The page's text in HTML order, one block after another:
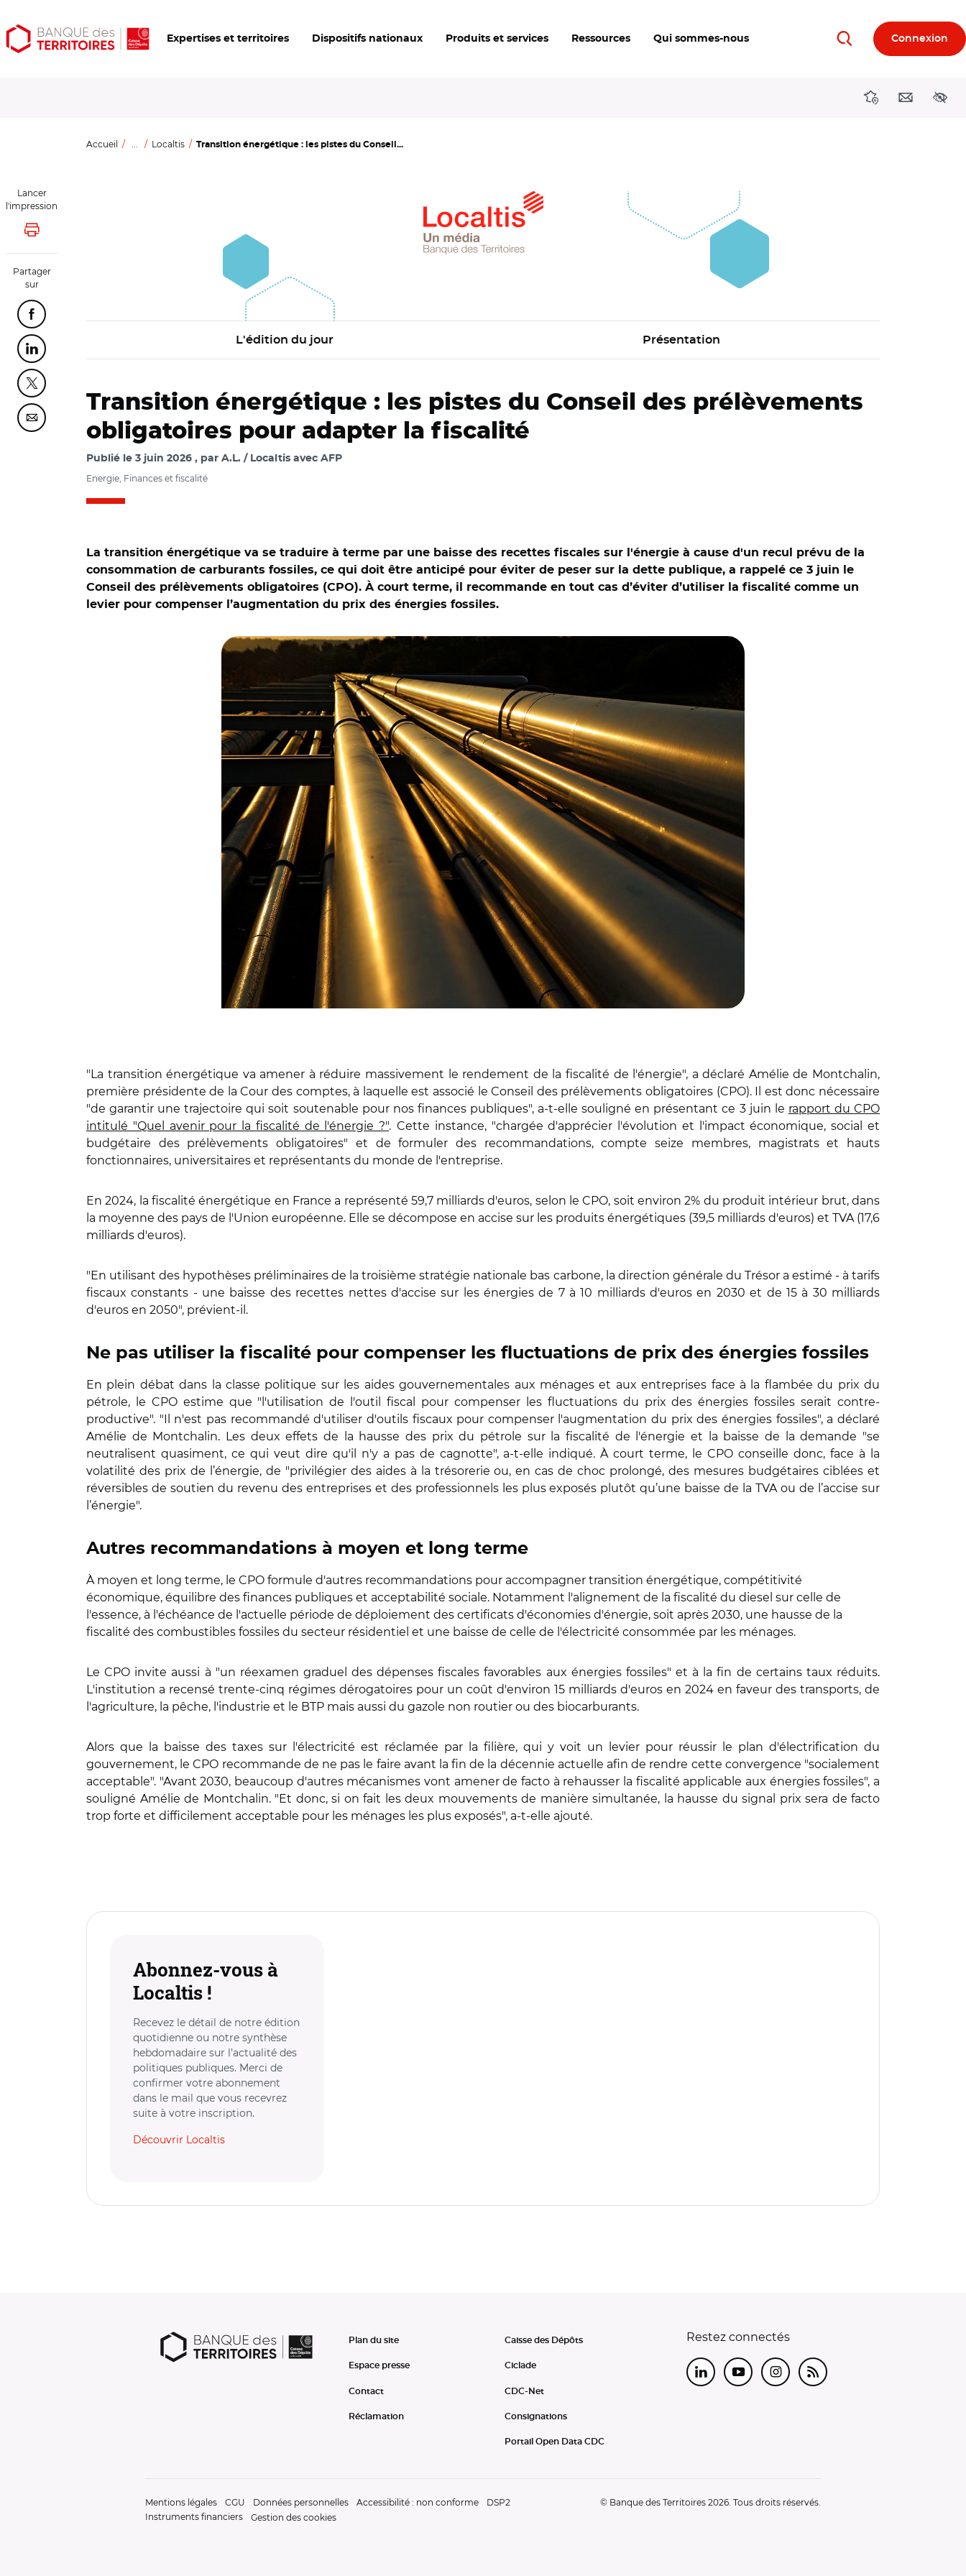
Aller
au
Aller
au
Ouvrir
les
Expertises et territoires Dispositifs nationaux Produits et services Ressources Qui sommes-nous RechercherConnexion
DirectionsContact
Accueil ... Localtis Transition énergétique : les pistes du Conseil...
L'édition du jour Présentation
Lancer
l'impression
Lancer l'impression
Partager
sur
Partager cette page sur Facebook
Partager cette page sur Linkedin
Partager cette page sur Twitter
Partager cette page sur Courriel
Transition énergétique : les pistes du Conseil des prélèvements
obligatoires pour adapter la fiscalité
Publié le 3 juin 2026 par A.L. / Localtis avec AFP
Energie, Finances et fiscalité
La transition énergétique va se traduire à terme par une baisse des recettes fiscales sur l'énergie à cause d'un recul prévu de la
consommation de carburants fossiles, ce qui doit être anticipé pour éviter de peser sur la dette publique, a rappelé ce 3 juin le
Conseil des prélèvements obligatoires (CPO). À court terme, il recommande en tout cas d’éviter d’utiliser la fiscalité comme un
levier pour compenser l’augmentation du prix des énergies fossiles.
"La transition énergétique va amener à réduire massivement le rendement de la fiscalité de l'énergie", a déclaré Amélie de Montchalin,
première présidente de la Cour des comptes, à laquelle est associé le Conseil des prélèvements obligatoires (CPO). Il est donc nécessaire
"de garantir une trajectoire qui soit soutenable pour nos finances publiques", a-t-elle souligné en présentant ce 3 juin le rapport du CPO
intitulé "Quel avenir pour la fiscalité de l'énergie ?". Cette instance, "chargée d'apprécier l'évolution et l'impact économique, social et
budgétaire des prélèvements obligatoires" et de formuler des recommandations, compte seize membres, magistrats et hauts
fonctionnaires, universitaires et représentants du monde de l'entreprise.
En 2024, la fiscalité énergétique en France a représenté 59,7 milliards d'euros, selon le CPO, soit environ 2% du produit intérieur brut, dans
la moyenne des pays de l'Union européenne. Elle se décompose en accise sur les produits énergétiques (39,5 milliards d'euros) et TVA (17,6
milliards d'euros).
"En utilisant des hypothèses préliminaires de la troisième stratégie nationale bas carbone, la direction générale du Trésor a estimé - à tarifs
fiscaux constants - une baisse des recettes nettes d'accise sur les énergies de 7 à 10 milliards d'euros en 2030 et de 15 à 30 milliards
d'euros en 2050", prévient-il.
Ne pas utiliser la fiscalité pour compenser les fluctuations de prix des énergies fossiles
En plein débat dans la classe politique sur les aides gouvernementales aux ménages et aux entreprises face à la flambée du prix du
pétrole, le CPO estime que "l'utilisation de l'outil fiscal pour compenser les fluctuations du prix des énergies fossiles serait contre-
productive". "Il n'est pas recommandé d'utiliser d'outils fiscaux pour compenser l'augmentation du prix des énergies fossiles", a déclaré
Amélie de Montchalin. Les deux effets de la hausse des prix du pétrole sur la fiscalité de l'énergie et la baisse de la demande "se
neutralisent quasiment, ce qui veut dire qu'il n'y a pas de cagnotte", a-t-elle indiqué. À court terme, le CPO conseille donc, face à la
volatilité des prix de l’énergie, de "privilégier des aides à la trésorerie ou, en cas de choc prolongé, des mesures budgétaires ciblées et
réversibles de soutien du revenu des entreprises et des professionnels les plus exposés plutôt qu’une baisse de la TVA ou de l’accise sur
l’énergie".
Autres recommandations à moyen et long terme
À moyen et long terme, le CPO formule d'autres recommandations pour accompagner transition énergétique, compétitivité
économique, équilibre des finances publiques et acceptabilité sociale. Notamment l'alignement de la fiscalité du diesel sur celle de
l'essence, à l'échéance de l'actuelle période de déploiement des certificats d'économies d'énergie, soit après 2030, une hausse de la
fiscalité des combustibles fossiles du secteur résidentiel et une baisse de celle de l'électricité consommée par les ménages.
Le CPO invite aussi à "un réexamen graduel des dépenses fiscales favorables aux énergies fossiles" et à la fin de certains taux réduits.
L'institution a recensé trente-cinq régimes dérogatoires pour un coût d'environ 15 milliards d'euros en 2024 en faveur des transports, de
l'agriculture, la pêche, l'industrie et le BTP mais aussi du gazole non routier ou des biocarburants.
Alors que la baisse des taxes sur l'électricité est réclamée par la filière, qui y voit un levier pour réussir le plan d'électrification du
gouvernement, le CPO recommande de ne pas le faire avant la fin de la décennie actuelle afin de rendre cette convergence "socialement
acceptable". "Avant 2030, beaucoup d'autres mécanismes vont amener de facto à rehausser la fiscalité applicable aux énergies fossiles", a
souligné Amélie de Montchalin. "Et donc, si on fait les deux mouvements de manière simultanée, la hausse du signal prix sera de facto
trop forte et difficilement acceptable pour les ménages les plus exposés", a-t-elle ajouté.
Abonnez-vous à
Localtis !
Recevez le détail de notre édition
quotidienne ou notre synthèse
hebdomadaire sur l’actualité des
politiques publiques. Merci de
confirmer votre abonnement
dans le mail que vous recevrez
suite à votre inscription.
Découvrir Localtis
Plan du site
Espace presse
Contact
Réclamation
Caisse des Dépôts
Ciclade
CDC-Net
Consignations
Portail Open Data CDC
Restez connectés
LinkedInYoutubeInstagram
RSS
Mentions légales CGU Données personnelles Accessibilité : non conforme
DSP2
Instruments financiers
Gestion des cookies
© Banque des Territoires 2026. Tous droits réservés.